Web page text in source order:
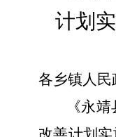
计划
各乡镇人
《永靖